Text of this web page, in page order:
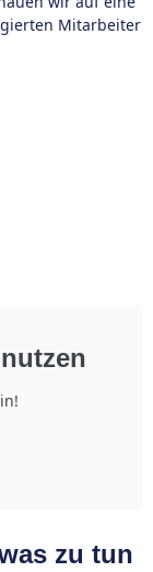
Mitarbeiter
zu tun